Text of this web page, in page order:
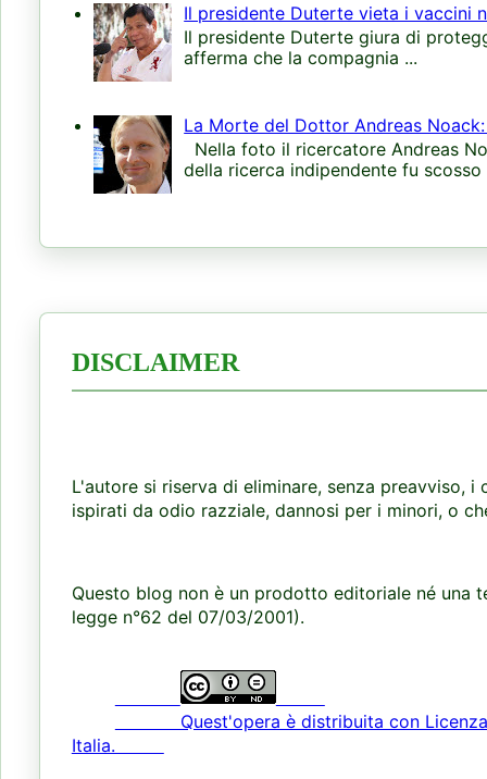
Il presidente Duterte vieta i vaccini
Il presidente Duterte giura di
afferma che la compagnia ...
La Morte del Dottor Andreas
Nella foto il ricercatore Andreas
della ricerca indipendente fu scosso
DISCLAIMER
L'autore si riserva di eliminare, senza preavviso,
ispirati da odio razziale, dannosi per i minori, o
Questo blog non è un prodotto editoriale né una
legge n°62 del 07/03/2001).
Quest'opera è distribuita con Licenza
Italia.